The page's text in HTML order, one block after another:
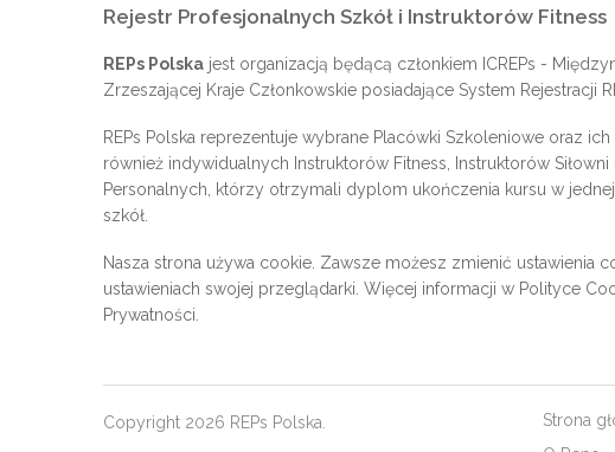
Rejestr Profesjonalnych Szkół i Instruktorów Fitness
REPs Polska jest organizacją będącą członkiem ICREPs -
Zrzeszającej Kraje Członkowskie posiadające System Rejestracji
REPs Polska reprezentuje wybrane Placówki Szkoleniowe oraz
również indywidualnych Instruktorów Fitness, Instruktorów Siłowni
Personalnych, którzy otrzymali dyplom ukończenia kursu w
szkół.
Nasza strona używa cookie. Zawsze możesz zmienić ustawienia
ustawieniach swojej przeglądarki. Więcej informacji w Polityce
Prywatności
Copyright 2026 REPs Polska. Strona